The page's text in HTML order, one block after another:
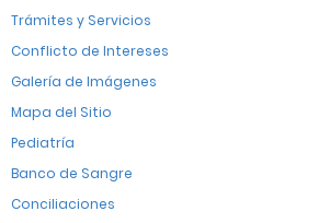
Trámites y Servicios
Conflicto de Intereses
Galería de Imágenes
Mapa del Sitio
Pediatría
Banco de Sangre
Conciliaciones